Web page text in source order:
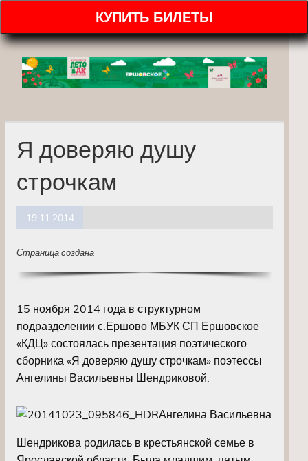
КУПИТЬ БИЛЕТЫ
Я доверяю душу
строчкам
19.11.2014
Страница создана
15 ноября 2014 года в структурном
подразделении с.Ершово МБУК СП Ершовское
«КДЦ» состоялась презентация поэтического
сборника «Я доверяю душу строчкам» поэтессы
Ангелины Васильевны Шендриковой.
Ангелина Васильевна
Шендрикова родилась в крестьянской семье в